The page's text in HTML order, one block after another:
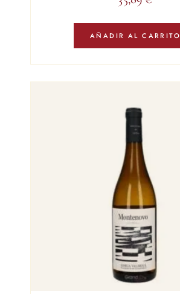
AÑADIR AL CARRITO